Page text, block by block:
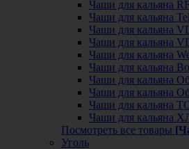
Чаши для кальяна RF
Чаши для кальяна
Чаши для кальяна
Чаши для кальяна
Чаши для кальяна
Чаши для кальяна
Чаши для кальяна
Чаши для кальяна
Чаши для кальяна
Чаши для кальяна
Посмотреть все товары
Уголь